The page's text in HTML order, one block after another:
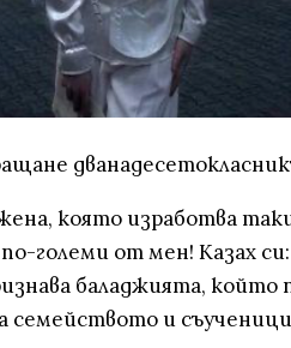
която изработва
по-големи от мен! Казах
баладжията, който
семейството и